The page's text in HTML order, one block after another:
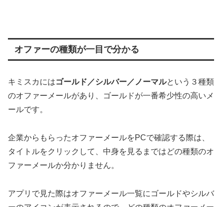
オファーの種類が一目で分かる
キミスカにはゴールド／シルバー／ノーマルという３種類
のオファーメールがあり、ゴールドが一番希少性の高いメ
ールです。
企業からもらったオファーメールをPCで確認する際は、
タイトルをクリックして、中身を見るまではどの種類のオ
ファーメールか分かりません。
アプリで見た際はオファーメール一覧にゴールドやシルバ